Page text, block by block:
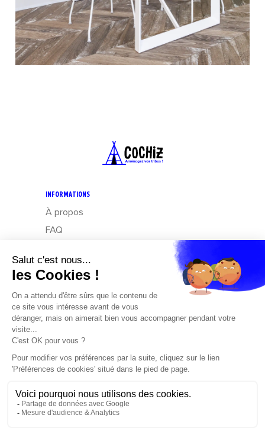
INFORMATIONS
À propos
FAQ
Mentions légales
Données personnelles : Exercez vos droits
Design – Mediapilote
Développement – Frennly
Cookies
Cochizby Boream
1 Rue de Jarlot
44830 Bouaye